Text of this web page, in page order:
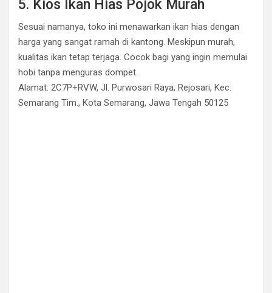
5. Kios Ikan Hias Pojok Murah
Sesuai namanya, toko ini menawarkan ikan hias dengan
harga yang sangat ramah di kantong. Meskipun murah,
kualitas ikan tetap terjaga. Cocok bagi yang ingin memulai
hobi tanpa menguras dompet.
Alamat: 2C7P+RVW, Jl. Purwosari Raya, Rejosari, Kec.
Semarang Tim., Kota Semarang, Jawa Tengah 50125